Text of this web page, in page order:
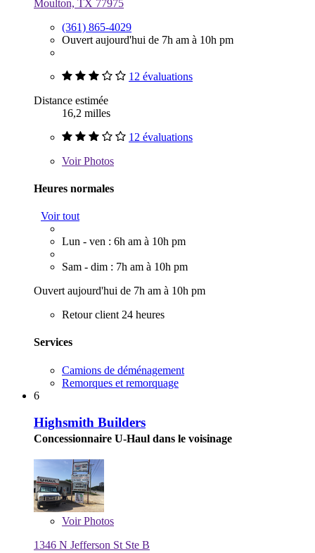
Moulton, TX 77975
(361) 865-4029
Ouvert aujourd'hui de 7h am à 10h pm
12 évaluations
Distance estimée
16,2 milles
12 évaluations
VoirPhotos
Heures normales
Voir tout
Lun - ven : 6h am à 10h pm
Sam - dim : 7h am à 10h pm
Ouvert aujourd'hui de 7h am à 10h pm
Retour client 24 heures
Services
Camions de déménagement
Remorques et remorquage
6
Highsmith Builders
Concessionnaire U-Haul dans le voisinage
VoirPhotos
1346 N Jefferson St Ste B